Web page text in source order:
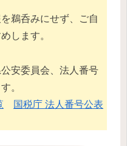
鵜呑みにせず、ご自
します。
安委員会、法人番号
。
国税庁 法人番号公表